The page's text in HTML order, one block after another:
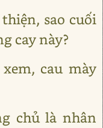
sao cuối
cay này?
cau mày
chủ là nhân